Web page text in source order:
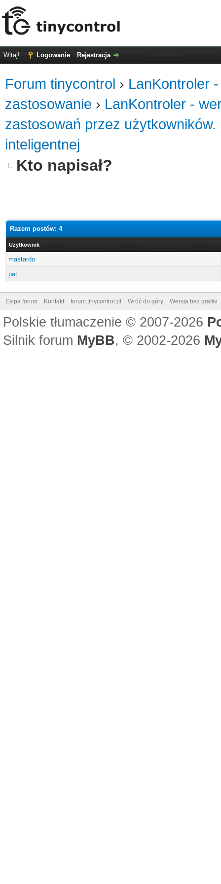
Witaj! Logowanie Rejestracja
Forum tinycontrol › LanKontroler
zastosowanie › LanKontroler -
zastosowań przez użytkowników.
inteligentnej
Kto napisał?
Razem postów: 4
Użytkownik
mastardo
pat
Ekipa forum Kontakt forum.tinycontrol.pl Wróć do góry Wersja bez grafiki
Polskie tłumaczenie © 2007-2026
Silnik forum MyBB, © 2002-2026